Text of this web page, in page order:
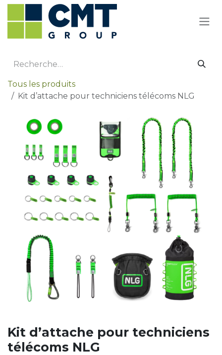
Se rendre au contenu
Tous les produits
Kit d’attache pour techniciens télécoms NLG
Kit d’attache pour techniciens
télécoms NLG